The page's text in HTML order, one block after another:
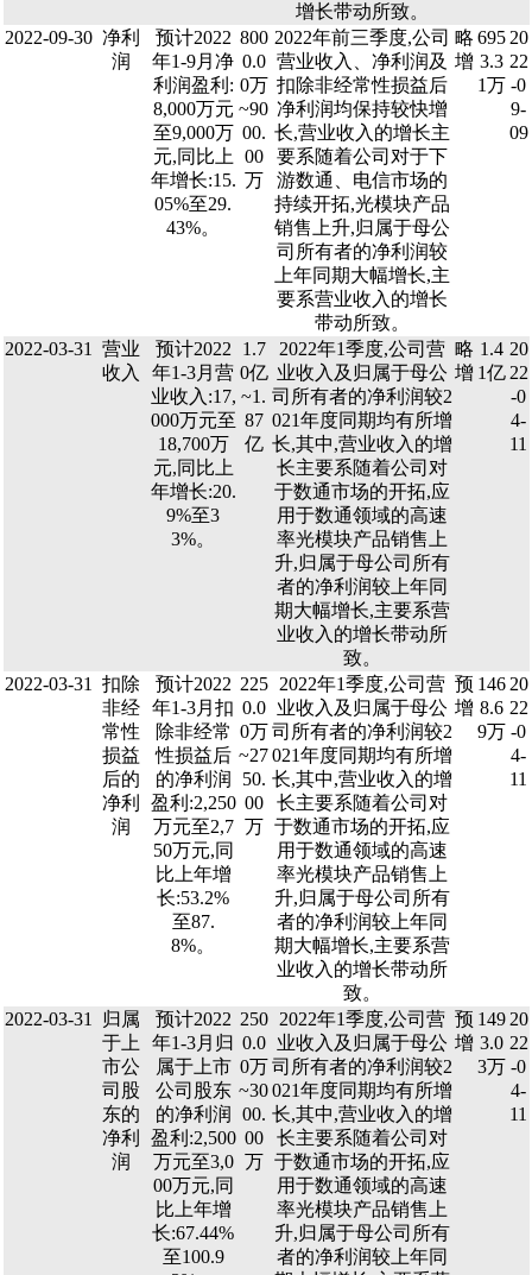
增长带动所致。
2022-09-30 净利
润
预计2022
年1-9月净
利润盈利:
8,000万元
至9,000万
元,同比上
年增长:15.
05%至29.
43%。
800
0.0
0万
~90
00.
00
万
2022年前三季度,公司
营业收入、净利润及
扣除非经常性损益后
净利润均保持较快增
长,营业收入的增长主
要系随着公司对于下
游数通、电信市场的
持续开拓,光模块产品
销售上升,归属于母公
司所有者的净利润较
上年同期大幅增长,主
要系营业收入的增长
带动所致。
略
增
695
3.3
1万
20
22
-0
9-
09
2022-03-31
营业
收入
预计2022
年1-3月营
业收入:17,
000万元至
18,700万
元,同比上
年增长:20.
9%至3
3%。
1.7
0亿
~1.
87
亿
2022年1季度,公司营
业收入及归属于母公
司所有者的净利润较2
021年度同期均有所增
长,其中,营业收入的增
长主要系随着公司对
于数通市场的开拓,应
用于数通领域的高速
率光模块产品销售上
升,归属于母公司所有
者的净利润较上年同
期大幅增长,主要系营
业收入的增长带动所
致。
略
增
1.4
1亿
20
22
-0
4-
11
2022-03-31
扣除
非经
常性
损益
后的
净利
润
预计2022
年1-3月扣
除非经常
性损益后
的净利润
盈利:2,250
万元至2,7
50万元,同
比上年增
长:53.2%
至87.
8%。
225
0.0
0万
~27
50.
00
万
2022年1季度,公司营
业收入及归属于母公
司所有者的净利润较2
021年度同期均有所增
长,其中,营业收入的增
长主要系随着公司对
于数通市场的开拓,应
用于数通领域的高速
率光模块产品销售上
升,归属于母公司所有
者的净利润较上年同
期大幅增长,主要系营
业收入的增长带动所
致。
预
增
146
8.6
9万
20
22
-0
4-
11
2022-03-31
归属
于上
市公
司股
东的
净利
润
预计2022
年1-3月归
属于上市
公司股东
的净利润
盈利:2,500
万元至3,0
00万元,同
比上年增
长:67.44%
至100.9
250
0.0
0万
~30
00.
00
万
2022年1季度,公司营
业收入及归属于母公
司所有者的净利润较2
021年度同期均有所增
长,其中,营业收入的增
长主要系随着公司对
于数通市场的开拓,应
用于数通领域的高速
率光模块产品销售上
升,归属于母公司所有
者的净利润较上年同
预
增
149
3.0
3万
20
22
-0
4-
11